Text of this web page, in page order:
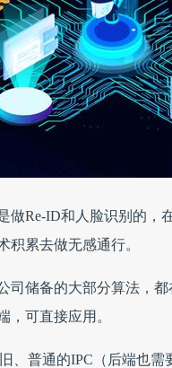
做Re-ID和人脸识别的，
积累去做无感通行。
司储备的大部分算法，
，可直接应用。
、普通的IPC（后端也